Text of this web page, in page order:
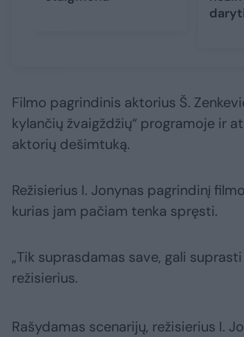
Filmo pagrindinis aktorius Š.
kylančių žvaigždžių“ programoje ir
aktorių dešimtuką.
Režisierius I. Jonynas pagrindinį
kurias jam pačiam tenka spręsti.
„Tik suprasdamas save, gali
režisierius.
Rašydamas scenarijų, režisierius I.